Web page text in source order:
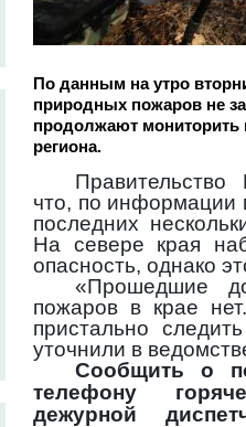
По данным на утро
природных пожаров не
продолжают мониторить
региона.
что, по информации
последних
На севере края
опасность, однако
«Прошедшие
пожаров в крае
пристально
уточнили в
Сообщить о
телефону
дежурной